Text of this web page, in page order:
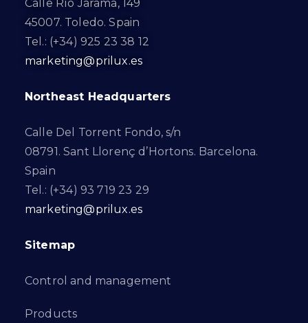
Calle Río Jarama, 149
45007. Toledo. Spain
Tel.: (+34) 925 23 38 12
marketing@prilux.es
Northeast Headquarters
Calle Del Torrent Fondo, s/n
08791. Sant Llorenç d’Hortons. Barcelona.
Spain
Tel.: (+34) 93 719 23 29
marketing@prilux.es
Sitemap
Control and management
Products